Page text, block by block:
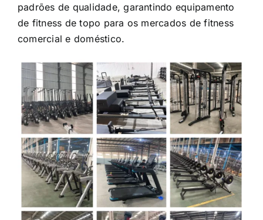
de fitness de topo para os mercados de fitness
comercial e doméstico.